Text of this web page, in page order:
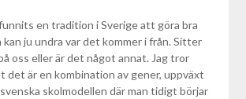
en tradition i Sverige att göra bra
kan ju undra var det kommer i från. Sitter
oss eller är det något annat. Jag tror
det är en kombination av gener, uppväxt
skolmodellen där man tidigt börjar